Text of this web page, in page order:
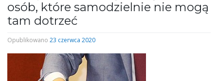
osób, które samodzielnie nie mogą
tam dotrzeć
Opublikowano 23 czerwca 2020